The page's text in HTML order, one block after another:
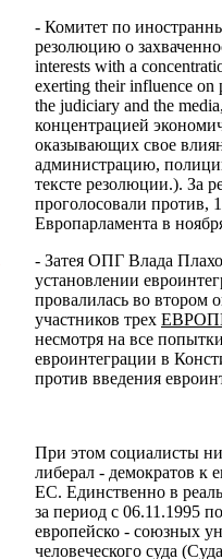
- Комитет по
резолюцию о
interests with a
exerting their influence on
the judiciary and the
концентрацией
оказывающих свое
администрацию,
тексте резолюции.). За
проголосовали против,
Европарламента в
- Затея ОПГ Влада
установлении
провалилась во втором
участников трех
несмотря на все
евроинтеграции в
против введения
При этом социалисты
либерал - демократов к
ЕС. Единственно в
за период с 06.11.1995
европейско - союзных
человеческого суда